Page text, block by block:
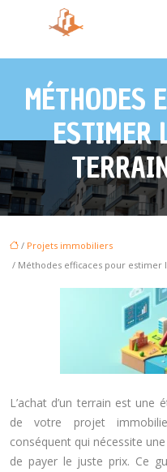
MÉTHODES
ESTIMER
/ Projets immobiliers
/ Méthodes efficaces pour estimer
L’achat d’un terrain est
de votre projet
conséquent qui nécessite
de payer le juste prix. Ce